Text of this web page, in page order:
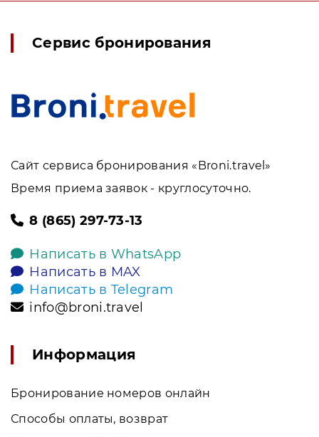
Сервис бронирования
Сайт сервиса бронирования «Broni.travel»
Время приема заявок - круглосуточно.
8 (865) 297-73-13
Написать в WhatsApp
Написать в MAX
Написать в Telegram
info@broni.travel
Информация
Бронирование номеров онлайн
Способы оплаты, возврат